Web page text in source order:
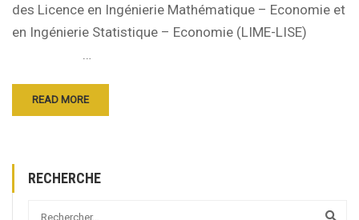
des Licence en Ingénierie Mathématique – Economie et
en Ingénierie Statistique – Economie (LIME-LISE)
READ MORE
RECHERCHE